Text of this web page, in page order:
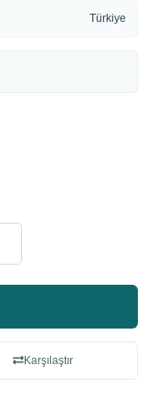
Türkiye
Karşılaştır